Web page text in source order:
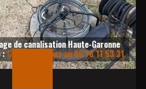
de canalisation Haute-Garonne
:Contactez-nous au 06 76 11 53 31